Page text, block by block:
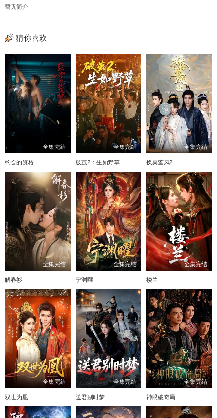
53
65 66 67 68
69 70 71 72
73 74 75 76
77 78 79 80
暂无简介
猜你喜欢
全集完结
约会的资格
全集完结
破茧2：生如野草
全集完结
换巢鸾凤2
全集完结
解春衫
全集完结
宁渊曜
全集完结
楼兰
全集完结
双世为凰
全集完结
送君别时梦
全集完结
神眼破奇局